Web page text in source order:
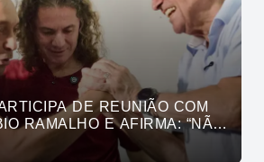
DE REUNIÃO COM
RAMALHO E AFIRMA: “NÃO
CONSCIÊNCIAS,
TRABALHO